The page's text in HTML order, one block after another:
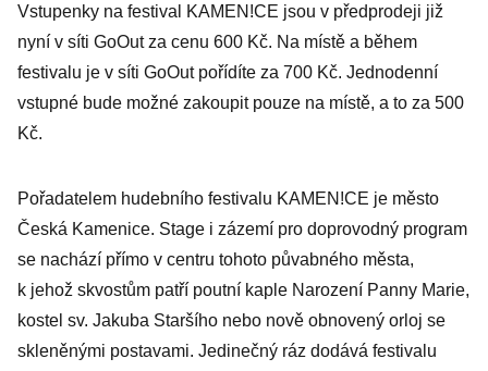
Vstupenky na festival KAMEN!CE jsou v předprodeji již
nyní v síti GoOut za cenu 600 Kč. Na místě a během
festivalu je v síti GoOut pořídíte za 700 Kč. Jednodenní
vstupné bude možné zakoupit pouze na místě, a to za 500
Kč.
Pořadatelem hudebního festivalu KAMEN!CE je město
Česká Kamenice. Stage i zázemí pro doprovodný program
se nachází přímo v centru tohoto půvabného města,
k jehož skvostům patří poutní kaple Narození Panny Marie,
kostel sv. Jakuba Staršího nebo nově obnovený orloj se
skleněnými postavami. Jedinečný ráz dodává festivalu